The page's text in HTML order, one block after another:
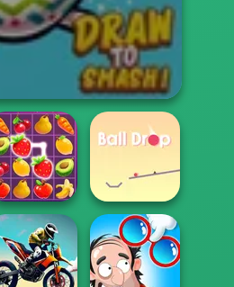
Fruit Mahjong Ball Drop